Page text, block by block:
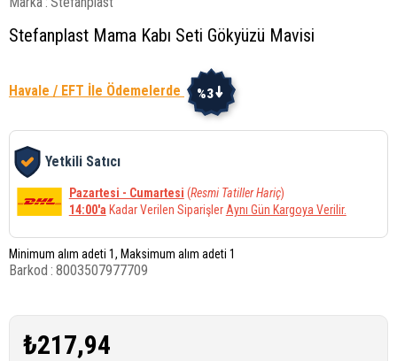
Stefanplast Mama Kabı Seti Gökyüzü Mavisi
Havale / EFT İle Ödemelerde %3
Yetkili Satıcı
Pazartesi - Cumartesi (Resmi Tatiller Hariç)
14:00'a Kadar Verilen Siparişler Aynı Gün Kargoya Verilir.
Minimum alım adeti 1, Maksimum alım adeti 1
Barkod : 8003507977709
₺217,94